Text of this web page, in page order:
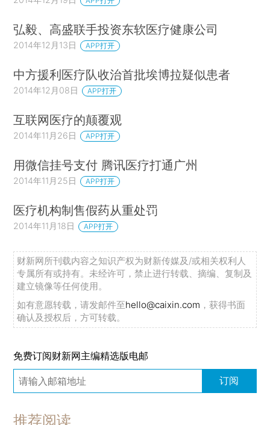
弘毅、高盛联手投资东软医疗健康公司
2014年12月13日 APP打开
中方援利医疗队收治首批埃博拉疑似患者
2014年12月08日 APP打开
互联网医疗的颠覆观
2014年11月26日 APP打开
用微信挂号支付 腾讯医疗打通广州
2014年11月25日 APP打开
医疗机构制售假药从重处罚
2014年11月18日 APP打开
财新网所刊载内容之知识产权为财新传媒及/或相关权利人
专属所有或持有。未经许可，禁止进行转载、摘编、复制及
建立镜像等任何使用。
如有意愿转载，请发邮件至hello@caixin.com ，获得书面
确认及授权后，方可转载。
免费订阅财新网主编精选版电邮
订阅
推荐阅读